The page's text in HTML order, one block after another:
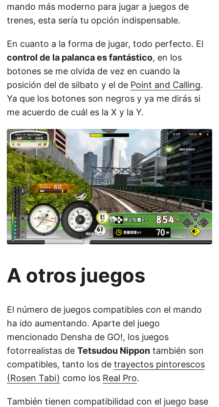
mando más moderno para jugar a juegos de
trenes, esta sería tu opción indispensable.
En cuanto a la forma de jugar, todo perfecto. El
control de la palanca es fantástico, en los
botones se me olvida de vez en cuando la
posición del de silbato y el de Point and Calling.
Ya que los botones son negros y ya me dirás si
me acuerdo de cuál es la X y la Y.
A otros juegos
El número de juegos compatibles con el mando
ha ido aumentando. Aparte del juego
mencionado Densha de GO!, los juegos
fotorrealistas de Tetsudou Nippon también son
compatibles, tanto los de trayectos pintorescos
(Rosen Tabi) como los Real Pro.
También tienen compatibilidad con el juego base